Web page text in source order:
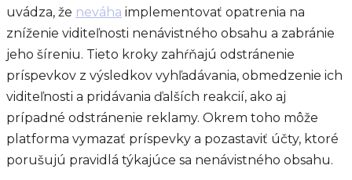
uvádza, že neváha implementovať opatrenia na
zníženie viditeľnosti nenávistného obsahu a zabránie
jeho šíreniu. Tieto kroky zahŕňajú odstránenie
príspevkov z výsledkov vyhľadávania, obmedzenie ich
viditeľnosti a pridávania ďalších reakcií, ako aj
prípadné odstránenie reklamy. Okrem toho môže
platforma vymazať príspevky a pozastaviť účty, ktoré
porušujú pravidlá týkajúce sa nenávistného obsahu.